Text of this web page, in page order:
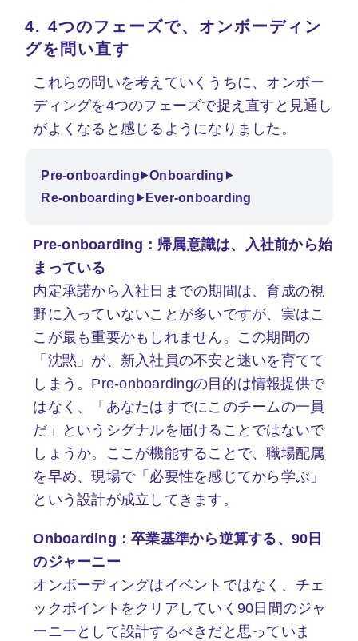
4.4つのフェーズで、オンボーディン
グを問い直す
これらの問いを考えていくうちに、オンボー
ディングを4つのフェーズで捉え直すと見通し
がよくなると感じるようになりました。
Pre-onboarding ▶Onboarding ▶
Re-onboarding ▶ Ever-onboarding
Pre-onboarding：帰属意識は、入社前から始
まっている
内定承諾から入社日までの期間は、育成の視
野に入っていないことが多いですが、実はこ
こが最も重要かもしれません。この期間の
「沈黙」が、新入社員の不安と迷いを育てて
しまう。Pre-onboardingの目的は情報提供で
はなく、「あなたはすでにこのチームの一員
だ」というシグナルを届けることではないで
しょうか。ここが機能することで、職場配属
を早め、現場で「必要性を感じてから学ぶ」
という設計が成立してきます。
Onboarding：卒業基準から逆算する、90日
のジャーニー
オンボーディングはイベントではなく、チェ
ックポイントをクリアしていく90日間のジャ
ーニーとして設計するべきだと思っていま